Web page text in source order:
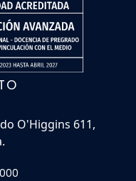
O'Higgins 611,